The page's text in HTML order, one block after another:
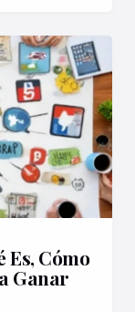
Cómo
Ganar